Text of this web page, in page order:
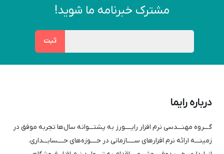
مشترک خبرنامه ما شوید!
درباره رایما
گـــروه مهنـــدسی نرم افزار رایــــورز به پشتـــوانه سال‌ها تجربه موفق در
زمینـــه ارائه نرم افزار‌های ســـــازمانی در حــــوزه‌های حــــسابـــداری،